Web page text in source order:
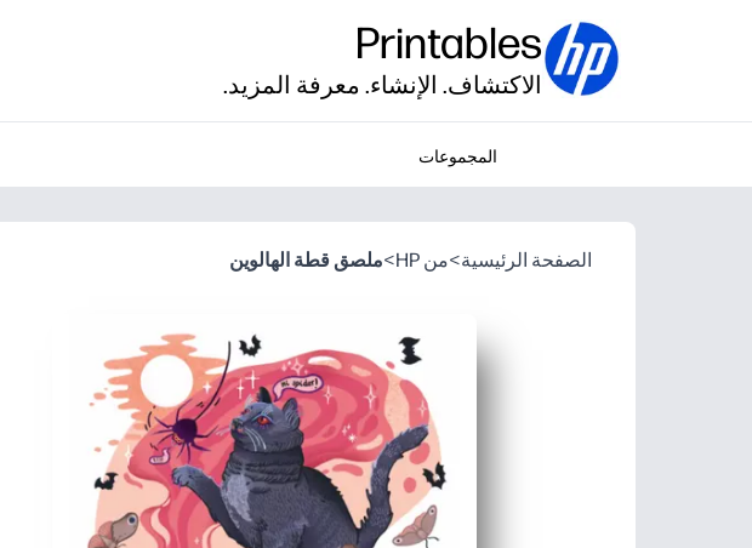
Printables
الاكتشاف. الإنشاء. معرفة المزيد.
المجموعات
الصفحة الرئيسية>من HP >ملصق قطة الهالوين